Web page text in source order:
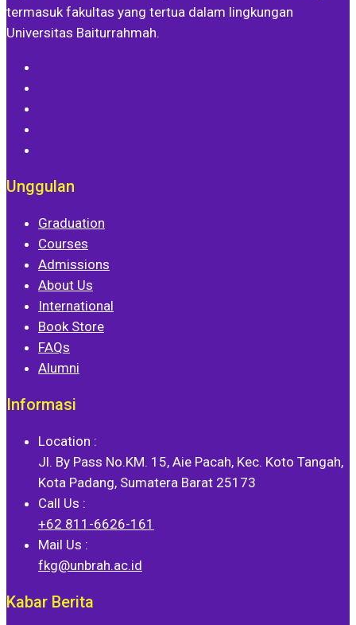
termasuk fakultas yang tertua dalam lingkungan
Universitas Baiturrahmah.
Unggulan
Graduation
Courses
Admissions
About Us
International
Book Store
FAQs
Alumni
Informasi
Location :
Jl. By Pass No.KM. 15, Aie Pacah, Kec. Koto Tangah,
Kota Padang, Sumatera Barat 25173
Call Us :
+62 811-6626-161
Mail Us :
fkg@unbrah.ac.id
Kabar Berita